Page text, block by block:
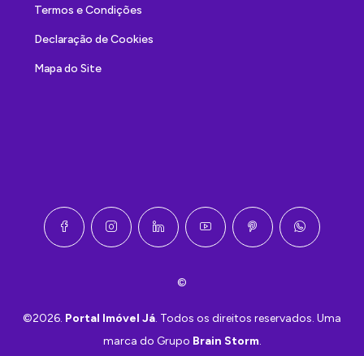
Termos e Condições
Declaração de Cookies
Mapa do Site
©
©2026. Portal Imóvel Já. Todos os direitos reservados. Uma
marca do Grupo Brain Storm.